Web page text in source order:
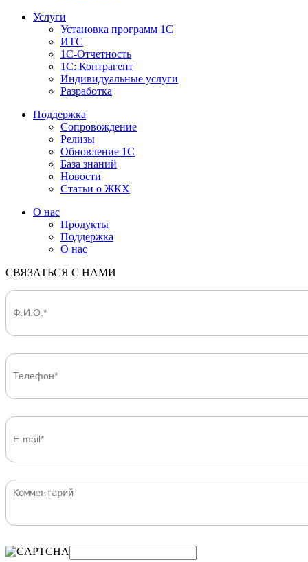
Услуги
Установка программ 1С
ИТС
1С-Отчетность
1С: Контрагент
Индивидуальные услуги
Разработка
Поддержка
Сопровождение
Релизы
Обновление 1С
База знаний
Новости
Статьи о ЖКХ
О нас
Продукты
Поддержка
О нас
СВЯЗАТЬСЯ С НАМИ